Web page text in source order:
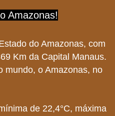
Amazonas!
do Amazonas, com
Km da Capital Manaus.
mundo, o Amazonas, no
de 22,4°C, máxima